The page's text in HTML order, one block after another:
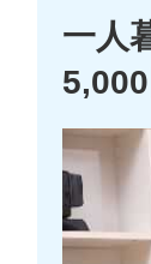
一人